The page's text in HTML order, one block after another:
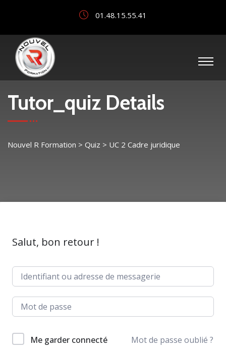
01.48.15.55.41
Tutor_quiz Details
Nouvel R Formation > Quiz > UC 2 Cadre juridique
Salut, bon retour !
Me garder connecté Mot de passe oublié ?